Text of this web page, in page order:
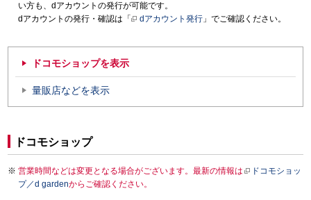
い方も、dアカウントの発行が可能です。
dアカウントの発行・確認は「
dアカウント発行 」でご確認ください。
ドコモショップを表示
量販店などを表示
ドコモショップ
営業時間などは変更となる場合がございます。最新の情報は
ドコモショッ
プ／d gardenからご確認ください。